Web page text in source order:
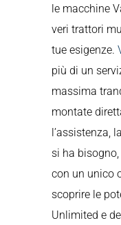
le macchine
veri trattori
tue esigenze.
più di un
massima
montate
l’assistenza,
si ha
con un unico
scoprire le
Unlimited e